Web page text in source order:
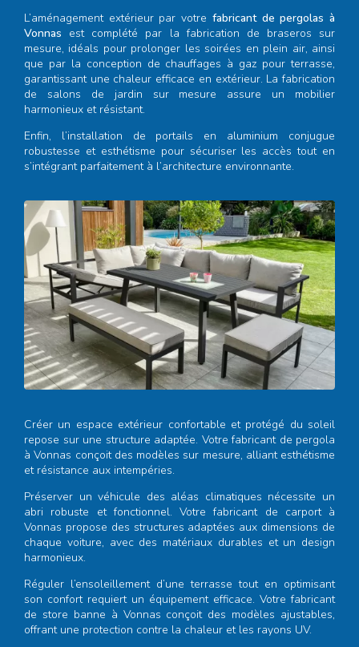
L’aménagement extérieur par votre fabricant de pergolas à
Vonnas est complété par la fabrication de braseros sur
mesure, idéals pour prolonger les soirées en plein air, ainsi
que par la conception de chauffages à gaz pour terrasse,
garantissant une chaleur efficace en extérieur. La fabrication
de salons de jardin sur mesure assure un mobilier
harmonieux et résistant.
Enfin, l’installation de portails en aluminium conjugue
robustesse et esthétisme pour sécuriser les accès tout en
s’intégrant parfaitement à l’architecture environnante.
Créer un espace extérieur confortable et protégé du soleil
repose sur une structure adaptée. Votrefabricant de pergola
à Vonnas conçoit des modèles sur mesure, alliant esthétisme
et résistance aux intempéries.
Préserver un véhicule des aléas climatiques nécessite un
abri robuste et fonctionnel. Votrefabricant de carport à
Vonnas propose des structures adaptées aux dimensions de
chaque voiture, avec des matériaux durables et un design
harmonieux.
Réguler l’ensoleillement d’une terrasse tout en optimisant
son confort requiert un équipement efficace. Votrefabricant
de store banne à Vonnas conçoit des modèles ajustables,
offrant une protection contre la chaleur et les rayons UV.